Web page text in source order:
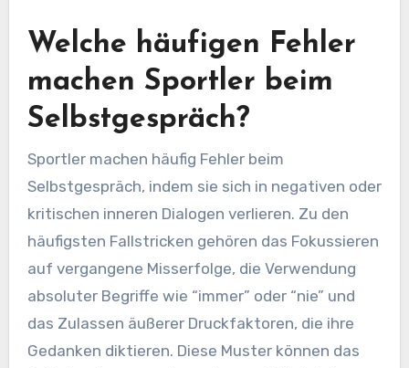
Welche häufigen Fehler
machen Sportler beim
Selbstgespräch?
Sportler machen häufig Fehler beim
Selbstgespräch, indem sie sich in negativen oder
kritischen inneren Dialogen verlieren. Zu den
häufigsten Fallstricken gehören das Fokussieren
auf vergangene Misserfolge, die Verwendung
absoluter Begriffe wie “immer” oder “nie” und
das Zulassen äußerer Druckfaktoren, die ihre
Gedanken diktieren. Diese Muster können das